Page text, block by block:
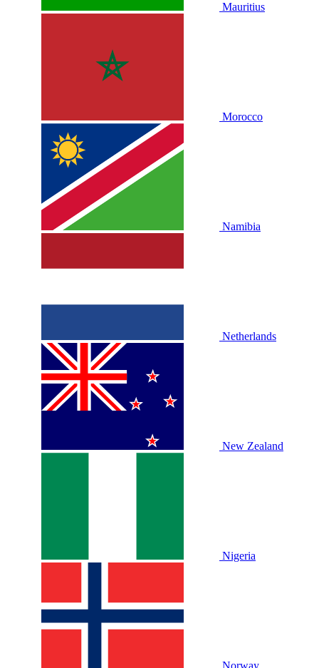
Mauritius
Morocco
Namibia
Netherlands
New Zealand
Nigeria
Norway